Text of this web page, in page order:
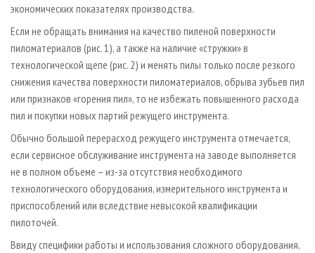
экономических показателях производства.
Если не обращать внимания на качество пиленой поверхности
пиломатериалов (рис. 1), а также на наличие «стружки» в
технологической щепе (рис. 2) и менять пилы только после резкого
снижения качества поверхности пиломатериалов, обрыва зубьев пил
или признаков «горения пил», то не избежать повышенного расхода
пил и покупки новых партий режущего инструмента.
Обычно большой перерасход режущего инструмента отмечается,
если сервисное обслуживание инструмента на заводе выполняется
не в полном объеме – из-за отсутствия необходимого
технологического оборудования, измерительного инструмента и
приспособлений или вследствие невысокой квалификации
пилоточей.
Ввиду специфики работы и использования сложного оборудования,